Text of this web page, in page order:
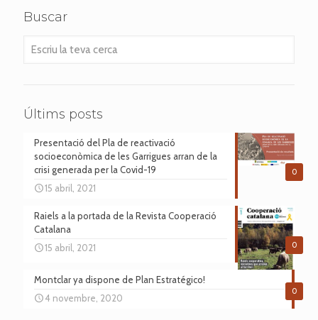
Buscar
Últims posts
0
Presentació del Pla de reactivació
socioeconòmica de les Garrigues arran de la
crisi generada per la Covid-19
15 abril, 2021
0
Raiels a la portada de la Revista Cooperació
Catalana
15 abril, 2021
0
Montclar ya dispone de Plan Estratégico!
4 novembre, 2020